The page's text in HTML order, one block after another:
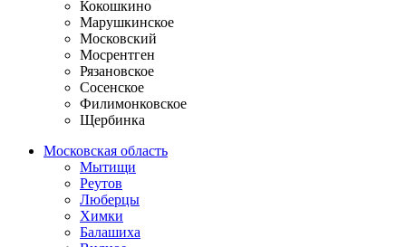
Кокошкино
Марушкинское
Московский
Мосрентген
Рязановское
Сосенское
Филимонковское
Щербинка
Московская область
Мытищи
Реутов
Люберцы
Химки
Балашиха